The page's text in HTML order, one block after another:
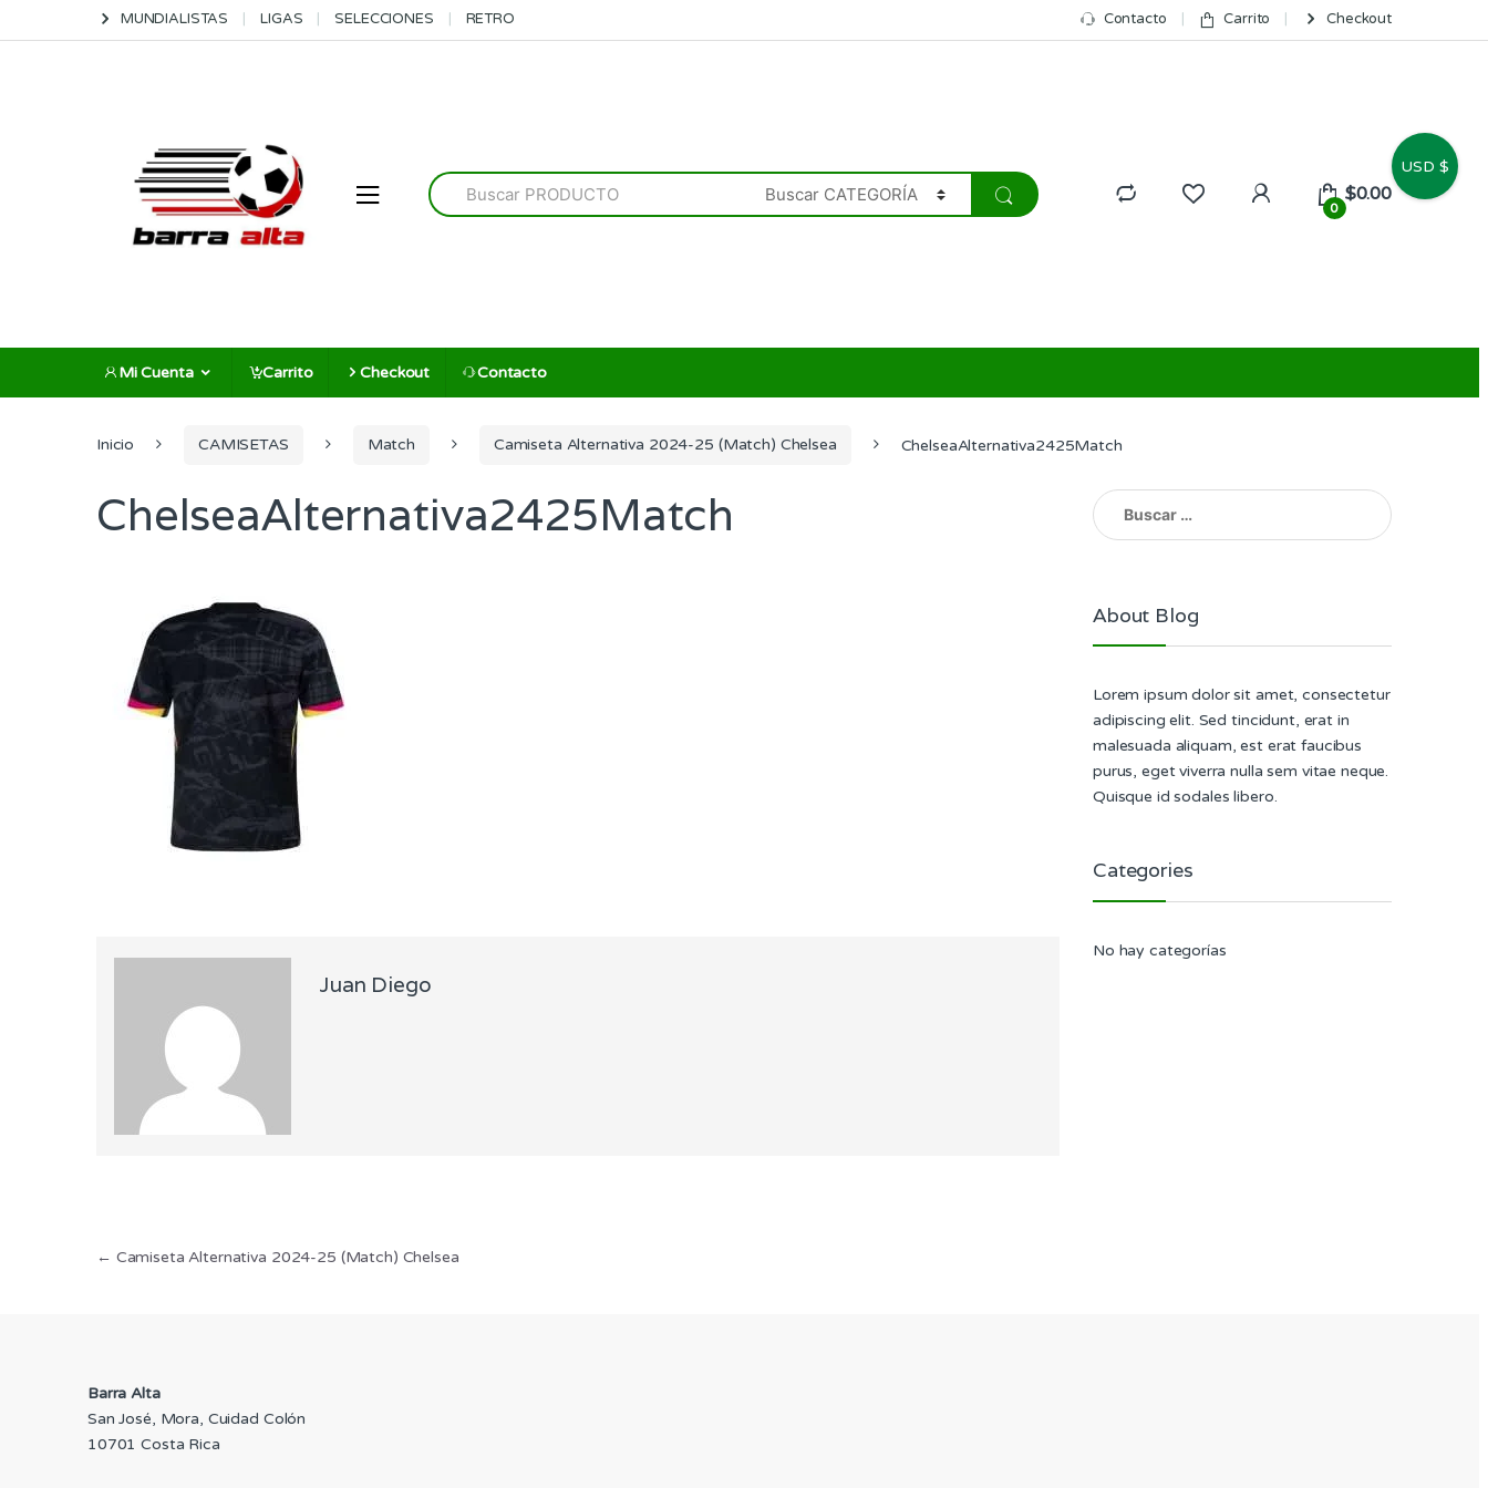
to
to
MUNDIALISTAS LIGAS SELECCIONES RETRO Contacto Carrito Checkout
Search
for:
0
$0.00
Mi Cuenta Carrito Checkout Contacto
Inicio CAMISETAS Match Camiseta Alternativa 2024-25 (Match) Chelsea ChelseaAlternativa2425Match
ChelseaAlternativa2425Match
Juan Diego
Navegación
← Camiseta Alternativa 2024-25 (Match) Chelsea
Buscar:
About Blog
Lorem ipsum dolor sit amet, consectetur
adipiscing elit. Sed tincidunt, erat in
malesuada aliquam, est erat faucibus
purus, eget viverra nulla sem vitae neque.
Quisque id sodales libero.
Categories
No hay categorías
Barra Alta
San José, Mora, Cuidad Colón
10701 Costa Rica
USD $